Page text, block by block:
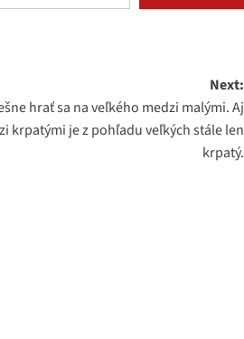
Next:
hrať sa na veľkého medzi malými. Aj
krpatými je z pohľadu veľkých stále len
krpatý.